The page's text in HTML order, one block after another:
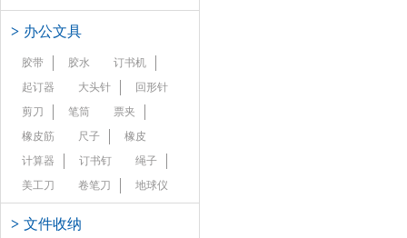
> 办公文具
胶带 胶水
订书机
起订器
大头针
回形针
剪刀
笔筒
票夹
橡皮筋
尺子
橡皮
计算器
订书钉
绳子
美工刀
卷笔刀 地球仪
> 文件收纳